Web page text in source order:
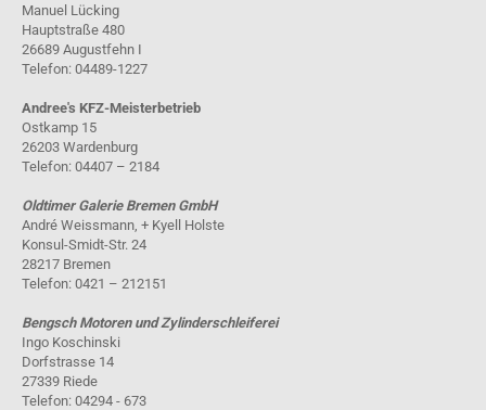
Manuel Lücking
Hauptstraße 480
26689 Augustfehn I
Telefon: 04489-1227
Andree's KFZ-Meisterbetrieb
Ostkamp 15
26203 Wardenburg
Telefon: 04407 – 2184
Oldtimer Galerie Bremen GmbH
André Weissmann, + Kyell Holste
Konsul-Smidt-Str. 24
28217 Bremen
Telefon: 0421 – 212151
Bengsch Motoren und Zylinderschleiferei
Ingo Koschinski
Dorfstrasse 14
27339 Riede
Telefon: 04294 - 673